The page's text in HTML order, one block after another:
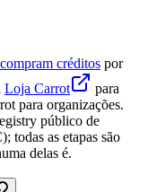
compram créditos por
Loja Carrot
para
para organizações.
público de
todas as etapas são
delas é.